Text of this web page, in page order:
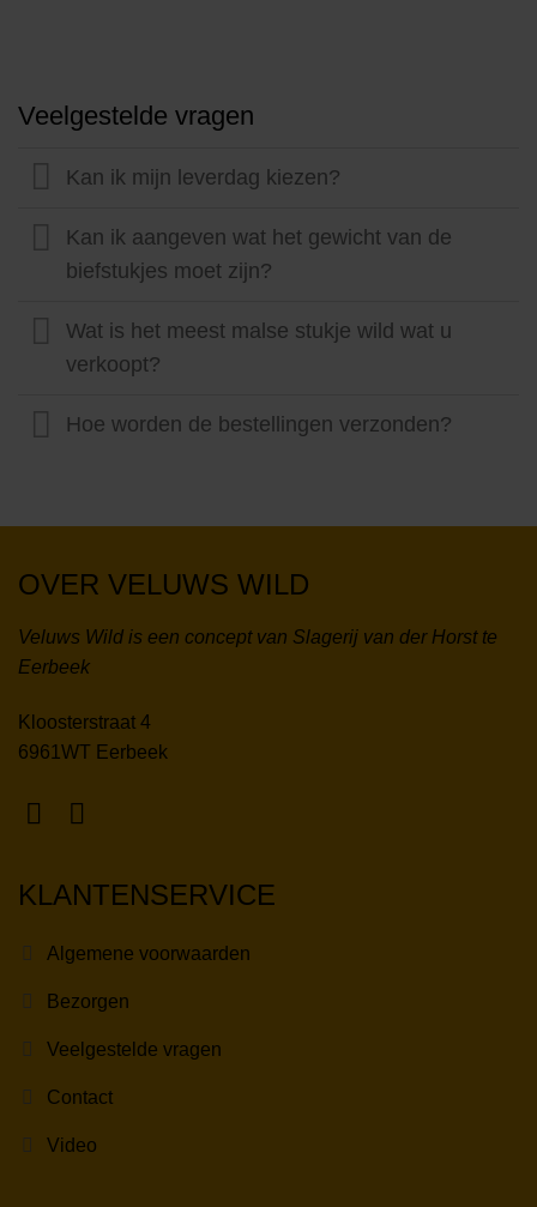
Veelgestelde vragen
Kan ik mijn leverdag kiezen?
Kan ik aangeven wat het gewicht van de
biefstukjes moet zijn?
Wat is het meest malse stukje wild wat u
verkoopt?
Hoe worden de bestellingen verzonden?
OVER VELUWS WILD
Veluws Wild is een concept van Slagerij van der Horst te
Eerbeek
Kloosterstraat 4
6961WT Eerbeek
KLANTENSERVICE
Algemene voorwaarden
Bezorgen
Veelgestelde vragen
Contact
Video